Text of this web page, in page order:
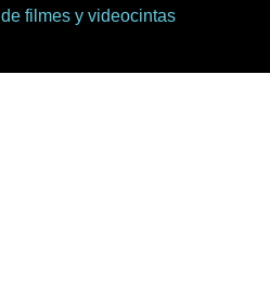
filmes y videocintas